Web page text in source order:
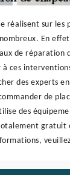
réalisent sur les
En
de réparation
à ces
des experts
de
des
gratuit